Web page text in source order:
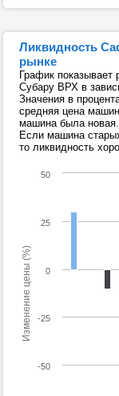
Ликвидность
рынке
График показывает
Субару ВРХ в
Значения в
средняя цена
машина была новая.
Если машина
то ликвидность
Изменение цены (%) 0
-50
-25
25
50